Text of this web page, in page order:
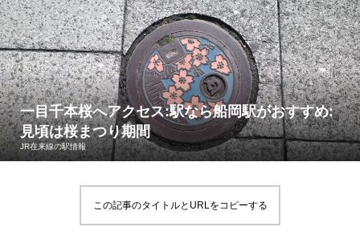
一目千本桜へアクセス:駅なら船岡駅がおすすめ:
見頃は桜まつり期間
JR在来線の駅情報
この記事のタイトルとURLをコピーする